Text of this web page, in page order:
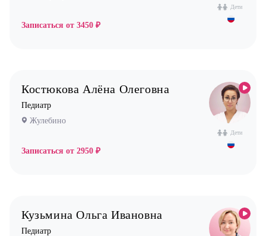
Дети
Записаться от 3450 ₽
Дети
Костюкова Алёна Олеговна
Педиатр
Жулебино
Записаться от 2950 ₽
Кузьмина Ольга Ивановна
Педиатр